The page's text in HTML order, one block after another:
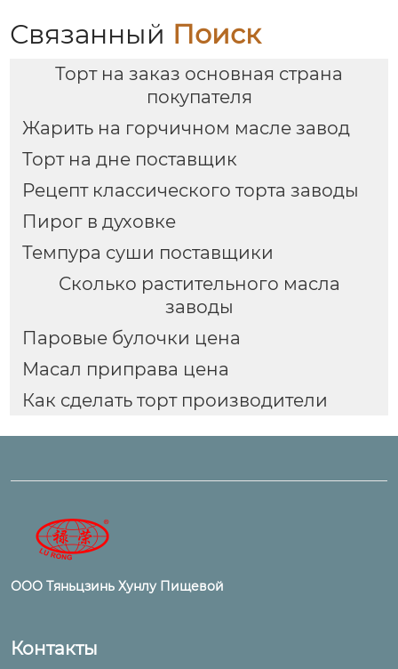
Связанный Поиск
Торт на заказ основная страна
покупателя
Жарить на горчичном масле завод
Торт на дне поставщик
Рецепт классического торта заводы
Пирог в духовке
Темпура суши поставщики
Сколько растительного масла
заводы
Паровые булочки цена
Масал приправа цена
Как сделать торт производители
ООО Тяньцзинь Хунлу Пищевой
Контакты